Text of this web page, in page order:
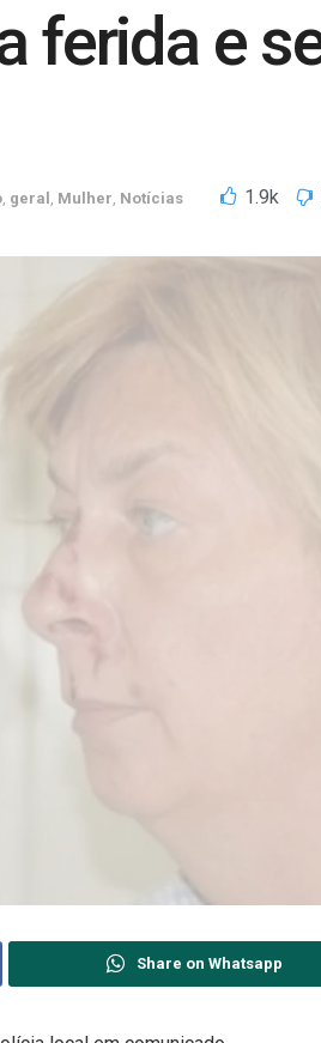
ferida e
, geral , Mulher, Notícias 1.9k
Share on Whatsapp